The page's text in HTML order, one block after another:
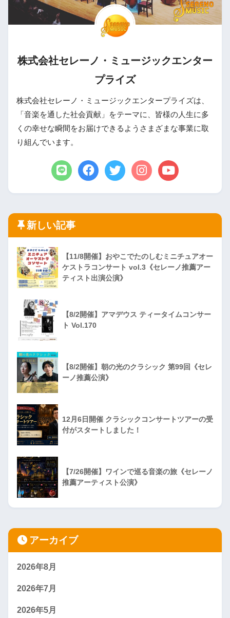
株式会社セレーノ・ミュージックエンター
プライズ
株式会社セレーノ・ミュージックエンタープライズは、
「音楽を通した社会貢献」をテーマに、皆様の人生に多
くの幸せな瞬間をお届けできるようさまざまな事業に取
り組んでいます。
新しい記事
【11/8開催】おやこでたのしむミニチュアオー
ケストラコンサート vol.3《セレーノ推薦アー
ティスト出演公演》
【8/2開催】アマデウス ティータイムコンサー
ト Vol.170
【8/2開催】朝の光のクラシック 第99回《セレ
ーノ推薦公演》
12月6日開催 クラシックコンサートツアーの受
付がスタートしました！
【7/26開催】ワインで巡る音楽の旅《セレーノ
推薦アーティスト公演》
アーカイブ
2026年8月
2026年7月
2026年5月